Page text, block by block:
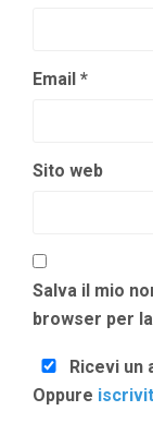
Email *
Sito web
Salva il mio
browser per
Ricevi un
Oppure